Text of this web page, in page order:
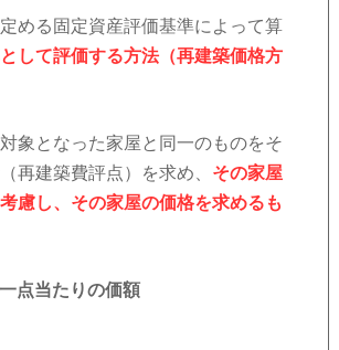
める固定資産評価基準によって算
して評価する方法（再建築価格方
象となった家屋と同一のものをそ
再建築費評点）を求め、 その家屋
慮し、その家屋の価格を求めるも
点当たりの価額